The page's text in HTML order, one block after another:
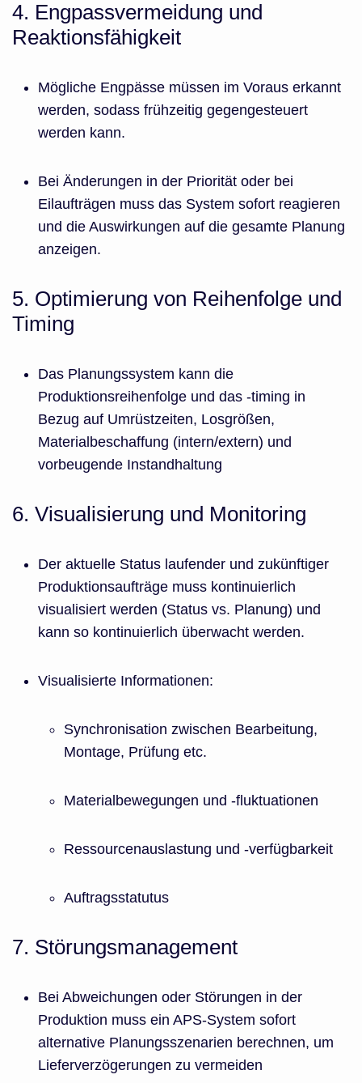
4. Engpassvermeidung und
Reaktionsfähigkeit
Mögliche Engpässe müssen im Voraus erkannt
werden, sodass frühzeitig gegengesteuert
werden kann.
Bei Änderungen in der Priorität oder bei
Eilaufträgen muss das System sofort reagieren
und die Auswirkungen auf die gesamte Planung
anzeigen.
5. Optimierung von Reihenfolge und
Timing
Das Planungssystem kann die
Produktionsreihenfolge und das -timing in
Bezug auf Umrüstzeiten, Losgrößen,
Materialbeschaffung (intern/extern) und
vorbeugende Instandhaltung
6. Visualisierung und Monitoring
Der aktuelle Status laufender und zukünftiger
Produktionsaufträge muss kontinuierlich
visualisiert werden (Status vs. Planung) und
kann so kontinuierlich überwacht werden.
Visualisierte Informationen:
Synchronisation zwischen Bearbeitung,
Montage, Prüfung etc.
Materialbewegungen und -fluktuationen
Ressourcenauslastung und -verfügbarkeit
Auftragsstatutus
7. Störungsmanagement
Bei Abweichungen oder Störungen in der
Produktion muss ein APS-System sofort
alternative Planungsszenarien berechnen, um
Lieferverzögerungen zu vermeiden